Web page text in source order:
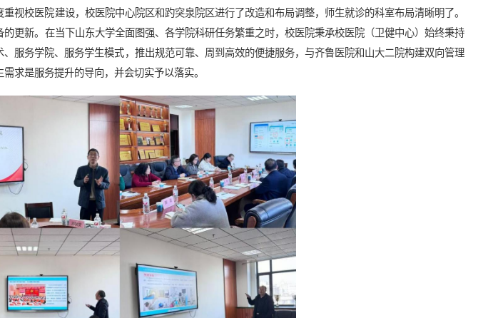
重视校医院建设，校医院中心院区和趵突泉院区进行了改造和布局调整，师生就诊的科室布局清晰明了。
的更新。 在当下山东大学全面图强、 各学院科研任务繁重之时，校医院秉承校医院（ 卫健中心） 始终秉持
服务学院、服务学生模式， 推出规范可靠、周到高效的便捷服务， 与齐鲁医院和山大二院构建双向管理
需求是服务提升的导向，并会切实予以落实。